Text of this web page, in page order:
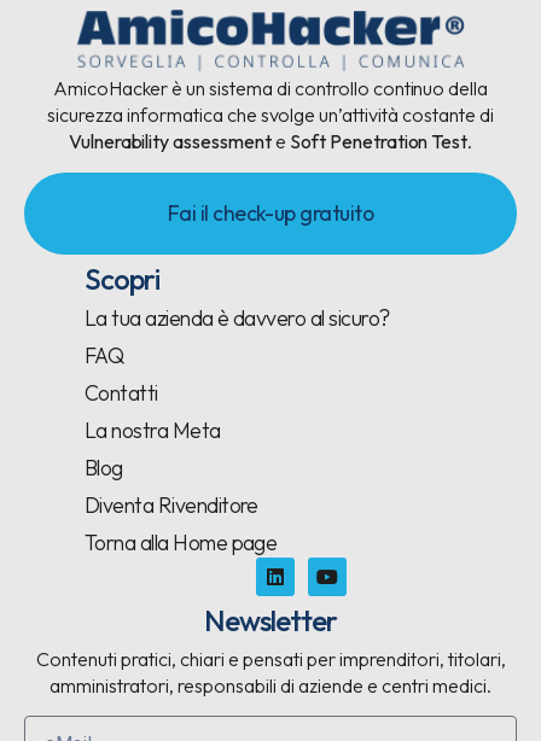
AmicoHacker è un sistema di controllo continuo della
sicurezza informatica che svolge un’attività costante di
Vulnerability assessmente Soft Penetration Test.
Fai il check-up gratuito
Scopri
La tua azienda è davvero al sicuro?
FAQ
Contatti
La nostra Meta
Blog
Diventa Rivenditore
Torna alla Home page
Newsletter
Contenuti pratici, chiari e pensati per imprenditori, titolari,
amministratori, responsabili di aziende e centri medici.